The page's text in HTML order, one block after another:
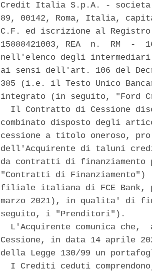
Credit Italia S.p.A. -
89, 00142, Roma, Italia,
C.F. ed iscrizione al
15888421003, REA  n.  RM
nell'elenco degli
ai sensi dell'art. 106 del
385 (i.e. il Testo Unico
integrato (in seguito, "Ford
Il Contratto di Cessione
combinato disposto degli
cessione a titolo oneroso,
dell'Acquirente di taluni
da contratti di
"Contratti di
filiale italiana di FCE
marzo 2021), in qualita' di
seguito, i "Prenditori").
L'Acquirente comunica che,
Cessione, in data 14 aprile
della Legge 130/99 un
I Crediti ceduti